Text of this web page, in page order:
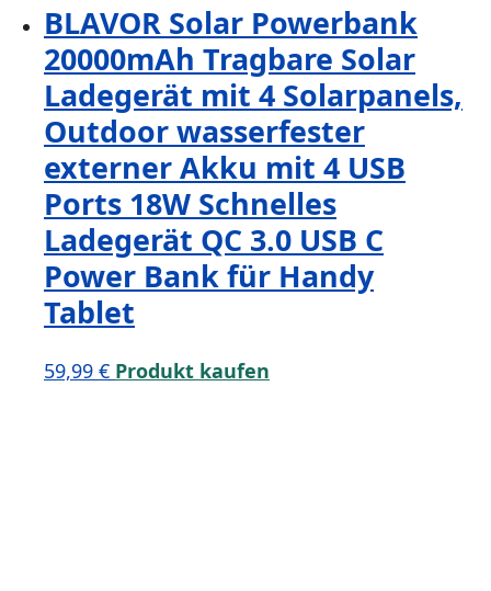
BLAVOR Solar Powerbank
20000mAh Tragbare Solar
Ladegerät mit 4 Solarpanels,
Outdoor wasserfester
externer Akku mit 4 USB
Ports 18W Schnelles
Ladegerät QC 3.0 USB C
Power Bank für Handy
Tablet
59,99 € Produkt kaufen